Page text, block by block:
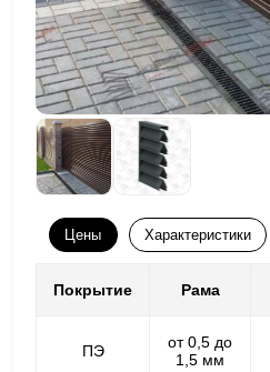
Цены Характеристики
Покрытие Рама
ПЭ
от 0,5 до
1,5 мм